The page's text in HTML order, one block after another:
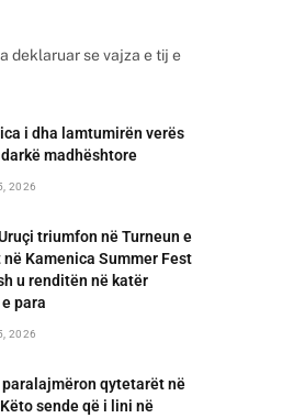
deklaruar se vajza e tij e
i dha lamtumirën verës
madhështore
2026
triumfon në Turneun e
në Kamenica Summer Fest
u renditën në katër
para
2026
qytetarët në
sende që i lini në